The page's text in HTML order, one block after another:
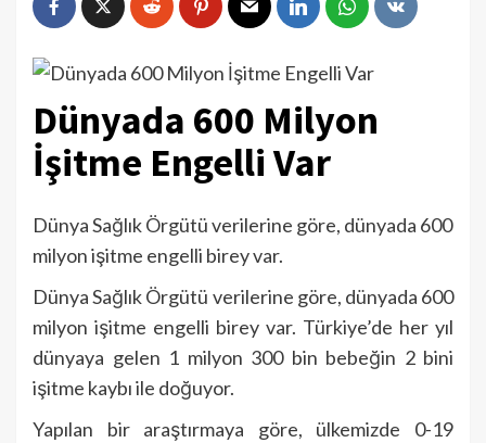
Dünyada 600 Milyon
İşitme Engelli Var
Dünya Sağlık Örgütü verilerine göre, dünyada 600
milyon işitme engelli birey var.
Dünya Sağlık Örgütü verilerine göre, dünyada 600
milyon işitme engelli birey var. Türkiye’de her yıl
dünyaya gelen 1 milyon 300 bin bebeğin 2 bini
işitme kaybı ile doğuyor.
Yapılan bir araştırmaya göre, ülkemizde 0-19